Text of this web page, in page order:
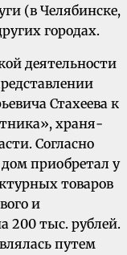
(в Челябинске,
городах.
деятельности
Стахеева к
храня­
Соглас­но
приоб­ретал у
товаров
и
200 тыс. рублей.
путем